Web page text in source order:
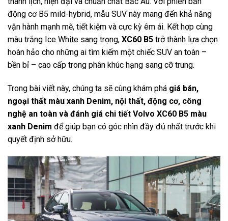
động cơ B5 mild-hybrid, mẫu SUV này mang đến khả năng
vận hành mạnh mẽ, tiết kiệm và cực kỳ êm ái. Kết hợp cùng
màu trắng Ice White sang trọng, XC60 B5 trở thành lựa chọn
hoàn hảo cho những ai tìm kiếm một chiếc SUV an toàn –
bền bỉ – cao cấp trong phân khúc hạng sang cỡ trung.
Trong bài viết này, chúng ta sẽ cùng khám phá giá bán,
ngoại thất màu xanh Denim, nội thất, động cơ, công
nghệ an toàn và đánh giá chi tiết Volvo XC60 B5 màu
xanh Denim để giúp bạn có góc nhìn đầy đủ nhất trước khi
quyết định sở hữu.